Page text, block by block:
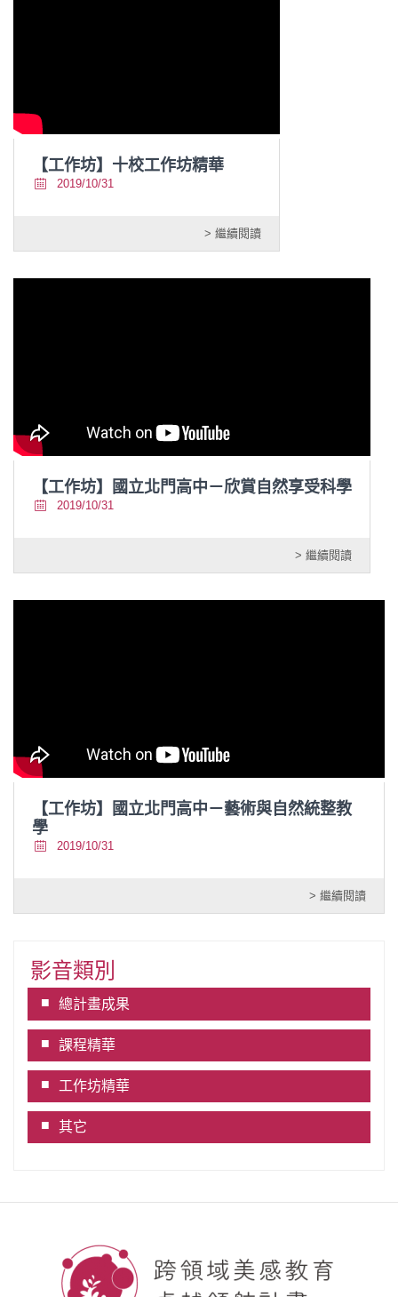
【工作坊】十校工作坊精華
2019/10/31
> 繼續閱讀
【工作坊】國立北門高中－欣賞自然享受科學
2019/10/31
> 繼續閱讀
【工作坊】國立北門高中－藝術與自然統整教
學
2019/10/31
> 繼續閱讀
影音類別
總計畫成果
課程精華
工作坊精華
其它